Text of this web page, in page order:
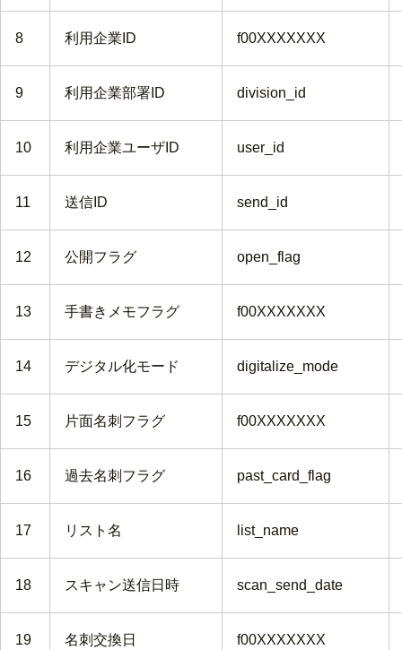
8 利用企業ID f00XXXXXXX
9 利用企業部署ID division_id
10 利用企業ユーザID user_id
11 送信ID send_id
12 公開フラグ open_flag
13 手書きメモフラグ f00XXXXXXX
14 デジタル化モード digitalize_mode
15 片面名刺フラグ f00XXXXXXX
16 過去名刺フラグ past_card_flag
17 リスト名 list_name
18 スキャン送信日時 scan_send_date
19 名刺交換日 f00XXXXXXX